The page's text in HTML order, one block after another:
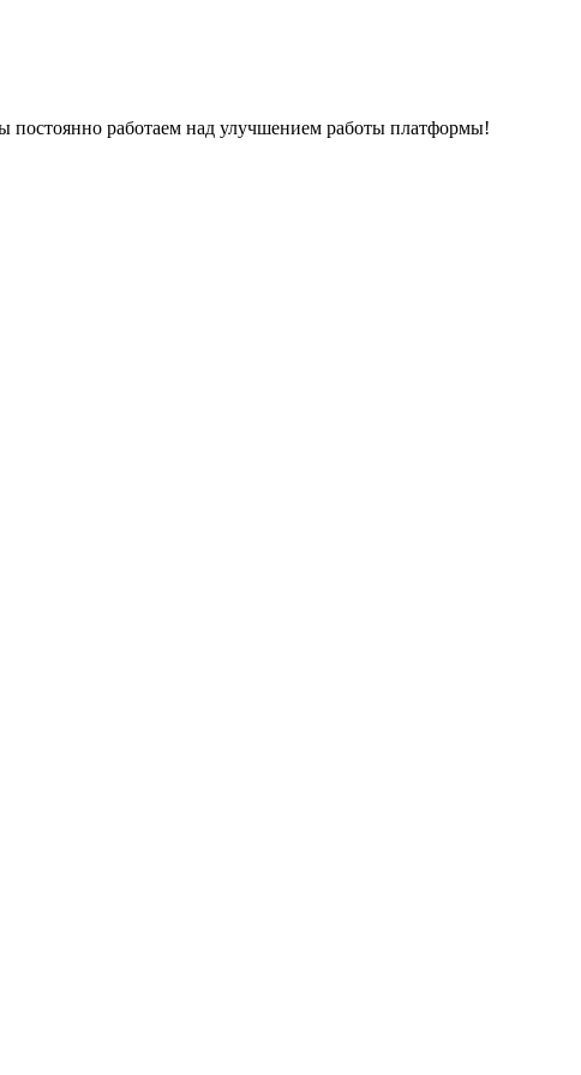
постоянно работаем над улучшением работы платформы!